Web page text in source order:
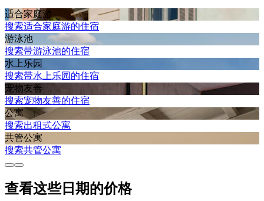
适合家庭游
搜索适合家庭游的住宿
游泳池
搜索带游泳池的住宿
水上乐园
搜索带水上乐园的住宿
宠物友善
搜索宠物友善的住宿
公寓
搜索出租式公寓
共管公寓
搜索共管公寓
查看这些日期的价格